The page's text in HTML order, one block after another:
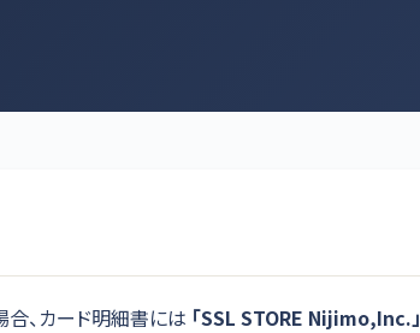
合、カード明細書には 「SSL STORE Nijimo,Inc.」